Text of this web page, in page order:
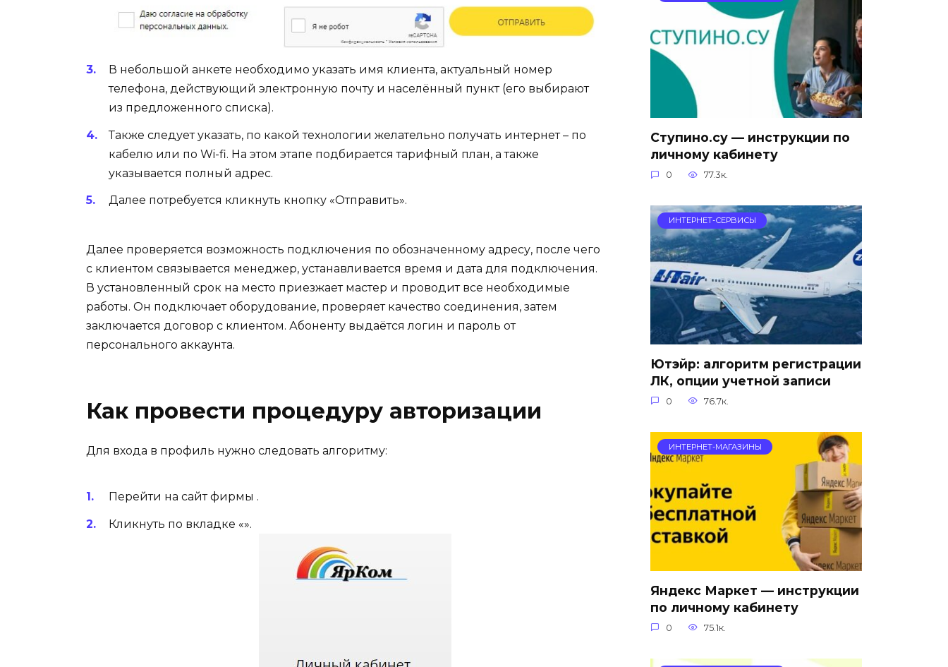
В небольшой анкете необходимо указать имя клиента, актуальный номер
телефона, действующий электронную почту и населённый пункт (его выбирают
из предложенного списка).
Также следует указать, по какой технологии желательно получать интернет – по
кабелю или по Wi-fi. На этом этапе подбирается тарифный план, а также
указывается полный адрес.
Далее потребуется кликнуть кнопку «Отправить».
Далее проверяется возможность подключения по обозначенному адресу, после чего
с клиентом связывается менеджер, устанавливается время и дата для подключения.
В установленный срок на место приезжает мастер и проводит все необходимые
работы. Он подключает оборудование, проверяет качество соединения, затем
заключается договор с клиентом. Абоненту выдаётся логин и пароль от
персонального аккаунта.
Как провести процедуру авторизации
Для входа в профиль нужно следовать алгоритму:
Перейти на сайт фирмы .
Кликнуть по вкладке «».
Ступино.су — инструкции по
личному кабинету
0 77.3к.
ИНТЕРНЕТ-СЕРВИСЫ
Ютэйр: алгоритм регистрации
ЛК, опции учетной записи
0 76.7к.
ИНТЕРНЕТ-МАГАЗИНЫ
Яндекс Маркет — инструкции
по личному кабинету
0 75.1к.